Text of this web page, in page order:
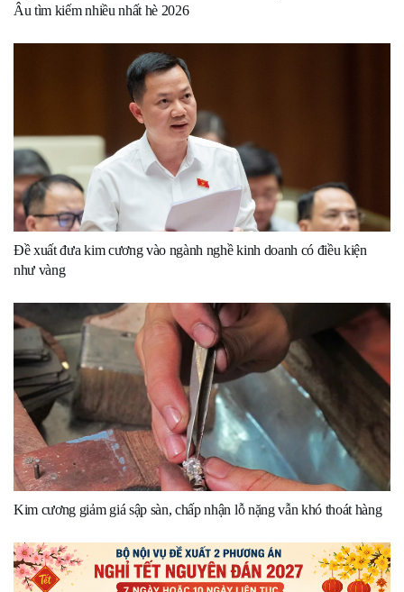
Âu tìm kiếm nhiều nhất hè 2026
Đề xuất đưa kim cương vào ngành nghề kinh doanh có điều kiện
như vàng
Kim cương giảm giá sập sàn, chấp nhận lỗ nặng vẫn khó thoát hàng